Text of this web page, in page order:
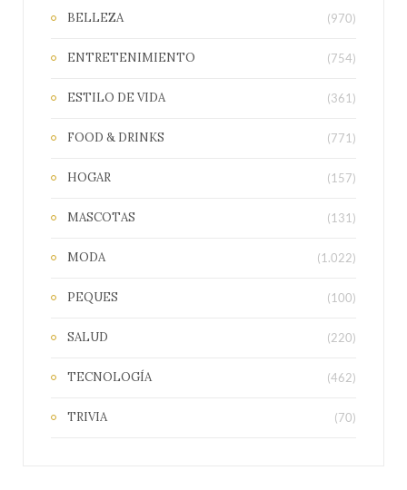
BELLEZA (970)
ENTRETENIMIENTO (754)
ESTILO DE VIDA (361)
FOOD & DRINKS (771)
HOGAR (157)
MASCOTAS (131)
MODA (1.022)
PEQUES (100)
SALUD (220)
TECNOLOGÍA (462)
TRIVIA (70)